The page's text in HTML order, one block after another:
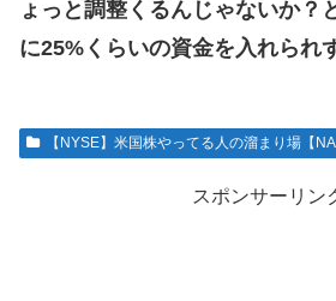
ょっと調整くるんじゃないか？
に25%くらいの資金を入れられ
【NYSE】米国株やってる人の溜まり場【
スポンサーリン